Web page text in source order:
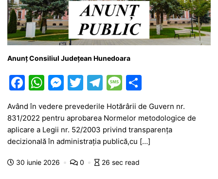
Anunț Consiliul Județean Hunedoara
F
a
c
e
b
o
W
at
s
A
p
M
s
s
e
n
T
itt
er
T
e
gr
a
m
M
e
s
s
a
g
ta
je
a
Având în vedere prevederile Hotărârii de Guvern nr.
831/2022 pentru aprobarea Normelor metodologice de
aplicare a Legii nr. 52/2003 privind transparenţa
decizională în administraţia publică,cu […]
30 iunie 2026 0 26 sec read